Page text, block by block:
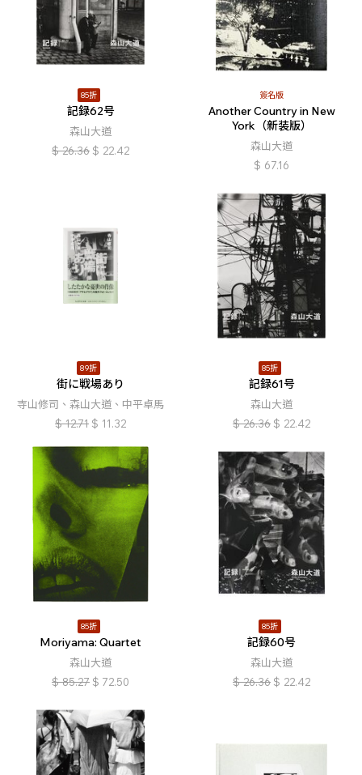
85折
記録62号
森山大道
$ 26.36 $ 22.42
簽名版
Another Country in New
York（新装版）
森山大道
$ 67.16
89折
街に戦場あり
寺山修司、森山大道、中平卓馬
$ 12.71 $ 11.32
85折
記録61号
森山大道
$ 26.36 $ 22.42
85折
Moriyama: Quartet
森山大道
$ 85.27 $ 72.50
85折
記録60号
森山大道
$ 26.36 $ 22.42